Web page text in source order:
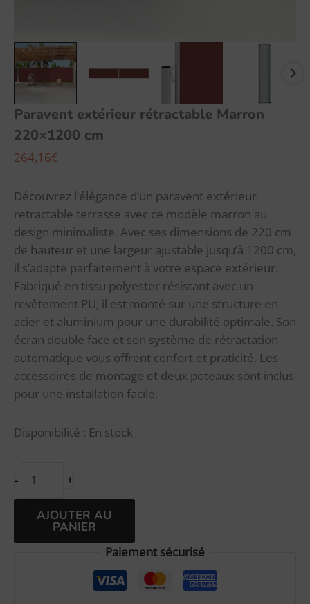
Paravent extérieur rétractable Marron
220×1200 cm
264,16€
Découvrez l’élégance d’un paravent extérieur
retractable terrasse avec ce modèle marron au
design minimaliste. Avec ses dimensions de 220 cm
de hauteur et une largeur ajustable jusqu’à 1200 cm,
il s’adapte parfaitement à votre espace extérieur.
Fabriqué en tissu polyester résistant avec un
revêtement PU, il est monté sur une structure en
acier et aluminium pour une durabilité optimale. Son
écran double face et son système de rétractation
automatique vous offrent confort et praticité. Les
accessoires de montage et deux poteaux sont inclus
pour une installation facile.
Disponibilité : En stock
- +
AJOUTER AU
PANIER
Paiement sécurisé